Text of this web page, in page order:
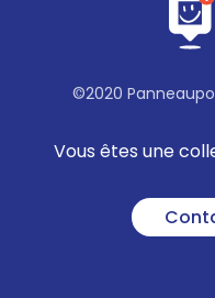
©2020
Vous êtes une